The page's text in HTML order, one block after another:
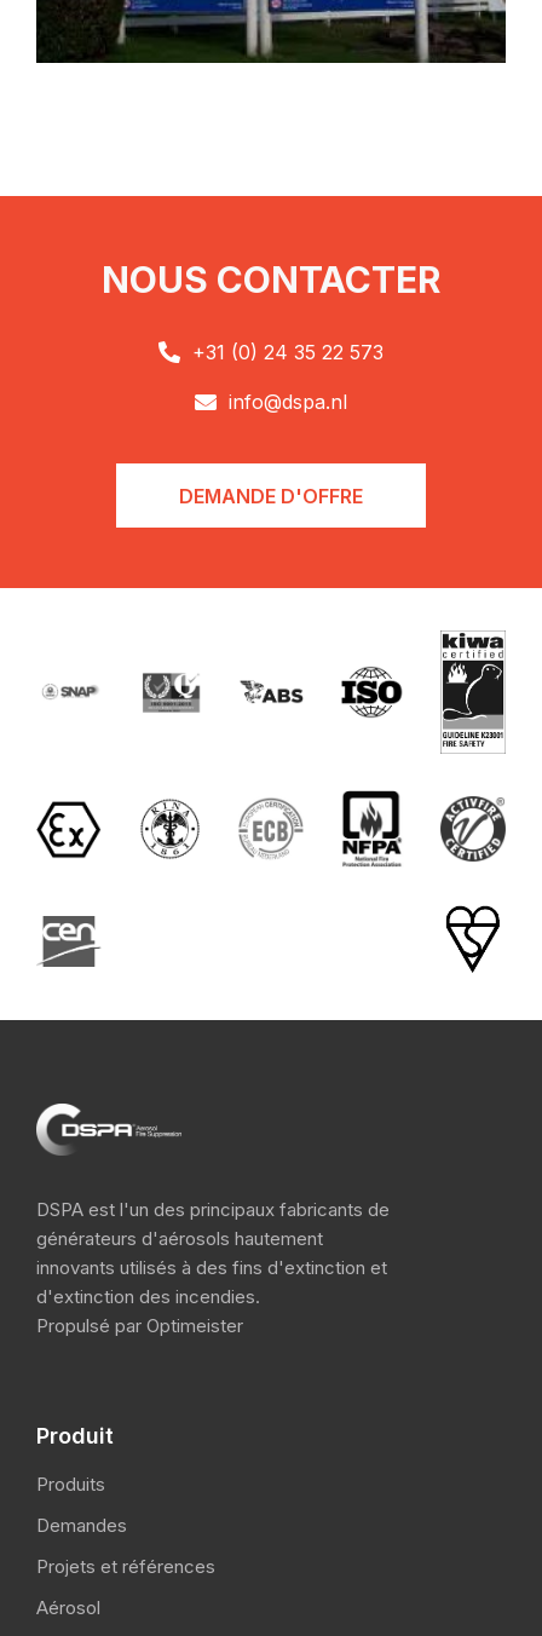
NOUS CONTACTER
 +31 (0) 24 35 22 573
 info@dspa.nl
DEMANDE D'OFFRE
DSPA est l'un des principaux fabricants de
générateurs d'aérosols hautement
innovants utilisés à des fins d'extinction et
d'extinction des incendies.
Propulsé par Optimeister
Produit
Produits
Demandes
Projets et références
Aérosol